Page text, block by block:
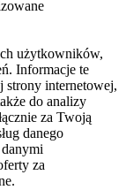
użytkowników,
Informacje te
strony internetowej,
do analizy
za Twoją
danego
za